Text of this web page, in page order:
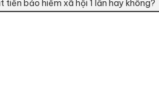
tiền bảo hiểm xã hội 1 lần hay không?